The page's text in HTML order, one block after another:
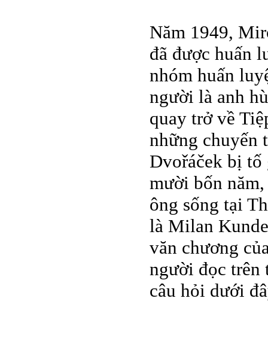
Năm 1949,
đã được huấn
nhóm huấn
người là anh
quay trở về
những chuyến
Dvořáček bị
mười bốn
ông sống tại
là Milan
văn chương
người đọc trên
câu hỏi dưới